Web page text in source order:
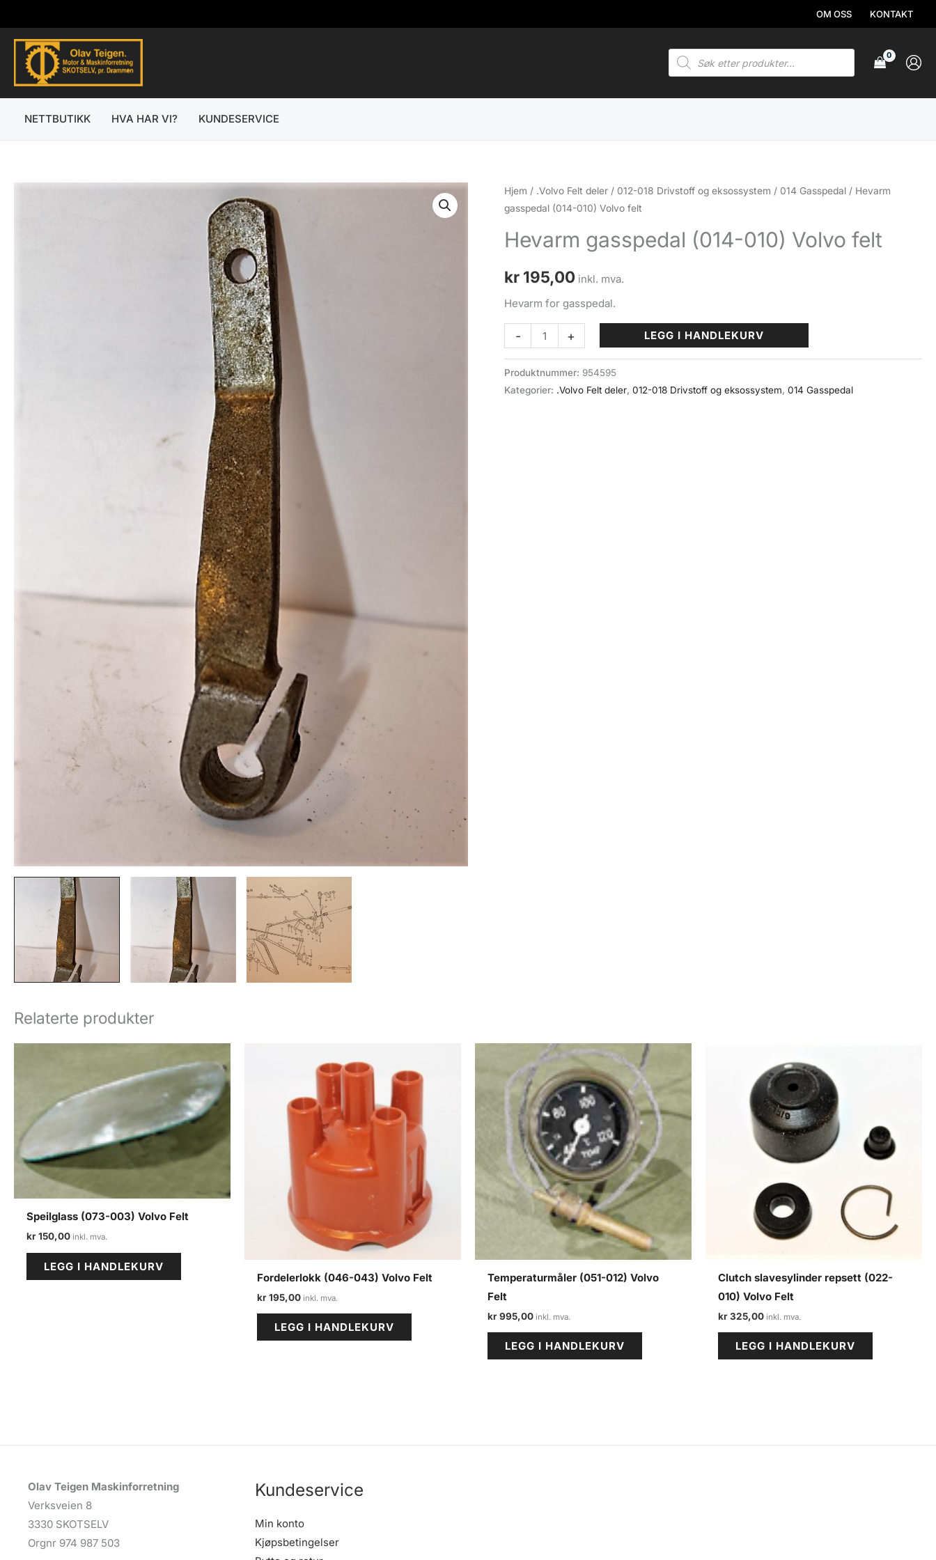
rett
innholdet
OM OSS KONTAKT
Products
search
NETTBUTIKK HVA HAR VI? KUNDESERVICE
Hjem / .Volvo Felt deler / 012-018 Drivstoff og eksossystem / 014 Gasspedal / Hevarm
gasspedal (014-010) Volvo felt
Hevarm gasspedal (014-010) Volvo felt
kr 195,00 inkl. mva.
Hevarm for gasspedal.
-
gasspedal
(014-
010)
+ LEGG I HANDLEKURV
Produktnummer: 954595
Kategorier: .Volvo Felt deler,012-018 Drivstoff og eksossystem,014 Gasspedal
Relaterte produkter
Speilglass (073-003) Volvo Felt
kr150,00
LEGG I HANDLEKURV
Fordelerlokk (046-043) Volvo Felt
kr195,00
LEGG I HANDLEKURV
Temperaturmåler (051-012) Volvo
Felt
kr995,00
LEGG I HANDLEKURV
Clutch slavesylinder repsett (022-
010) Volvo Felt
kr325,00
LEGG I HANDLEKURV
Olav Teigen Maskinforretning
Verksveien 8
3330 SKOTSELV
Orgnr 974 987 503
Kundeservice
Min konto
Kjøpsbetingelser